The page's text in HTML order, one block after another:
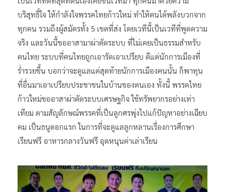
บริสุทธิ์ใจ ให้กำลังใจพรรคไทยก้าวใหม่ ทำให้ตนได้พลังบวกจาก
ทุกคน รวมถึงผู้สมัครทั้ง 5 เขตที่ส่ง โดยเวทีนี้เป็นเวทีที่พูดความ
จริง และวันนี้ขออาสามาผ่าตัดระบบ ที่ไม่เคยเป็นธรรมสำหรับ
คนไทย ระบบที่คนไทยถูกเอารัดเอาเปรียบ ดีแต่นักการเมืองที่
ร่ำรวยขึ้น บอกว่าจะดูแลแต่สุดท้ายนักการเมืองคนนั้น ก็พาทุน
ที่อื่นมาเอาเปรียบประชาชนในบ้านของตนเอง ทั้งนี้ พรรคไทย
ก้าวใหม่ขออาสาผ่าตัดระบบเศรษฐกิจ ใช้ทรัพยากรอย่างเท่า
เทียม ตามสัญลักษณ์พรรคที่เป็นลูกศรพุ่งไปแก้ปัญหาอย่างเฉียบ
คม เป็นธนูดอกแรก ในการที่จะดูแลลูกหลานเรื่องการศึกษา
เรียนฟรี อาหารกลางวันฟรี อุดหนุนค่าเล่าเรียน